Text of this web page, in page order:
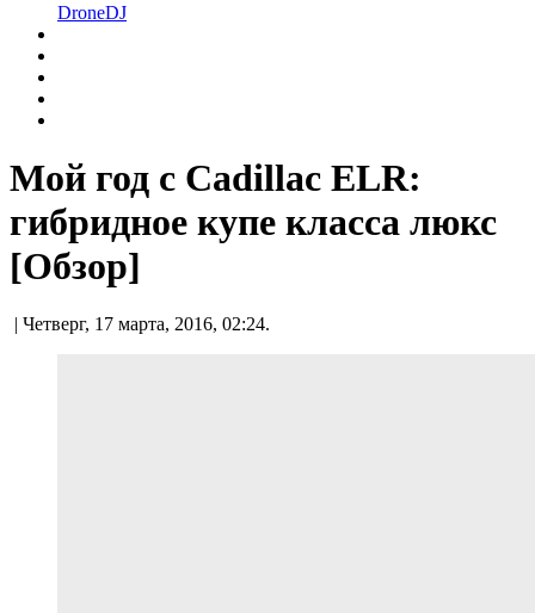
DroneDJ
Мой год с Cadillac ELR:
гибридное купе класса люкс
[Обзор]
| Четверг, 17 марта, 2016, 02:24.